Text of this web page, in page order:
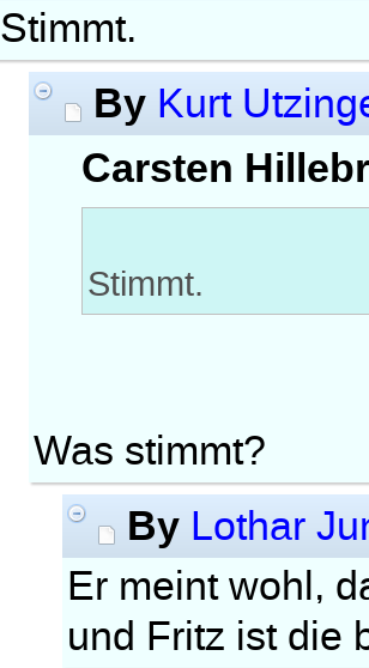
Stimmt.
By Kurt
Carsten
Stimmt.
Was stimmt?
By Lothar
Er meint wohl,
und Fritz ist die